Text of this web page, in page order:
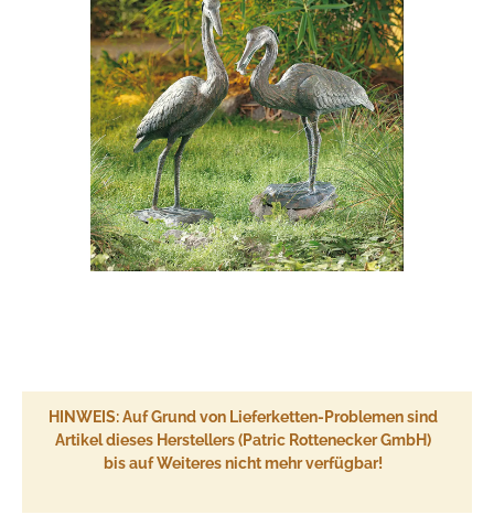
HINWEIS: Auf Grund von Lieferketten-Problemen sind
Artikel dieses Herstellers (Patric Rottenecker GmbH)
bis auf Weiteres nicht mehr verfügbar!